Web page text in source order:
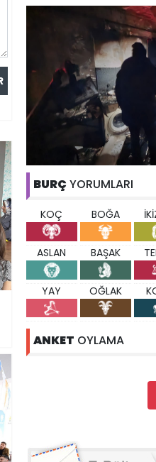
BURÇ YORUMLARI
KOÇ BOĞA
ASLAN BAŞAK
YAY OĞLAK
ANKET OYLAMA